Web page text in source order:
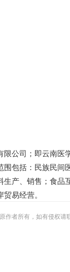
限公司；即云南
围包括：民族民
生产、销售；食
易经营。
作者所有，如有侵权